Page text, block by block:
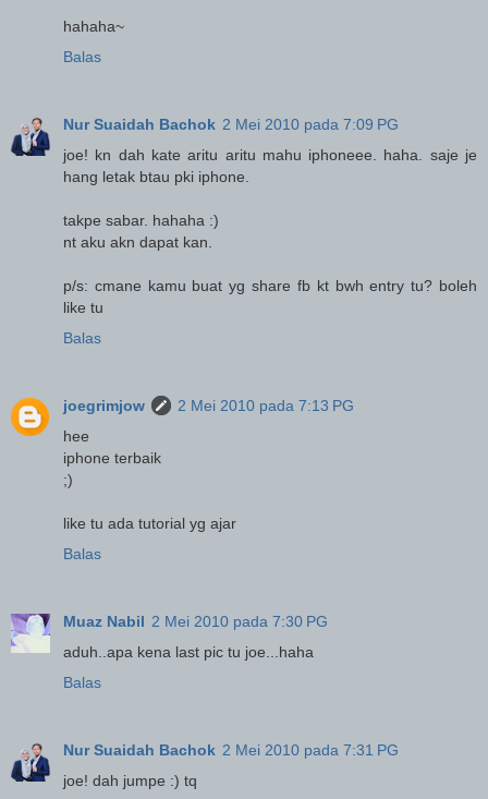
hahaha~
Balas
Nur Suaidah Bachok 2 Mei 2010 pada 7:09 PG
joe! kn dah kate aritu aritu mahu iphoneee. haha. saje je
hang letak btau pki iphone.
takpe sabar. hahaha :)
nt aku akn dapat kan.
p/s: cmane kamu buat yg share fb kt bwh entry tu? boleh
like tu
Balas
joegrimjow
2 Mei 2010 pada 7:13 PG
hee
iphone terbaik
;)
like tu ada tutorial yg ajar
Balas
Muaz Nabil 2 Mei 2010 pada 7:30 PG
aduh..apa kena last pic tu joe...haha
Balas
Nur Suaidah Bachok 2 Mei 2010 pada 7:31 PG
joe! dah jumpe :) tq